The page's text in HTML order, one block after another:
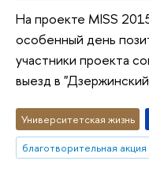
На проекте MISS
особенный день
участники проекта
выезд в
Университетская жизнь
благотворительная акция